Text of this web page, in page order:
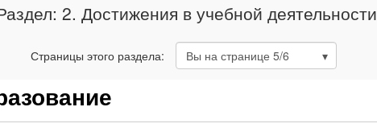
2. Достижения в учебной деятельности
Страницы этого раздела: Вы на странице 5/6